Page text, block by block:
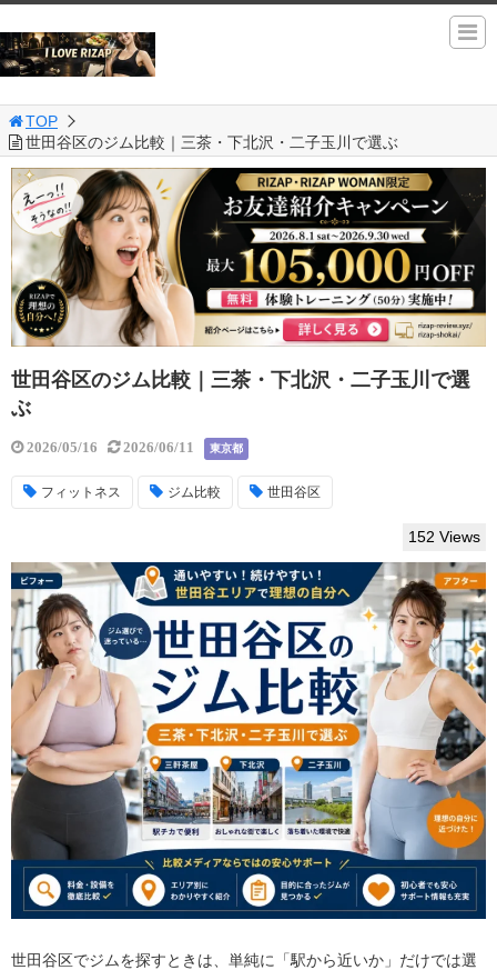
TOP
世田谷区のジム比較｜三茶・下北沢・二子玉川で選ぶ
世田谷区のジム比較｜三茶・下北沢・二子玉川で選
ぶ
2026/05/16 2026/06/11 東京都
フィットネス ジム比較 世田谷区
152 Views
世田谷区でジムを探すときは、単純に「駅から近いか」だけでは選